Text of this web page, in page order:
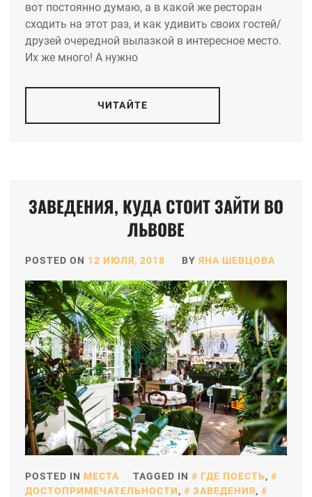
вот постоянно думаю, а в какой же ресторан
сходить на этот раз, и как удивить своих гостей/
друзей очередной вылазкой в интересное место.
Их же много! А нужно
ЧИТАЙТЕ
ЗАВЕДЕНИЯ, КУДА СТОИТ ЗАЙТИ ВО
ЛЬВОВЕ
POSTED ON 12 ИЮЛЯ, 2018 BY ЯНА ШЕВЦОВА
POSTED IN МЕСТА TAGGED IN ГДЕ ПОЕСТЬ,
ДОСТОПРИМЕЧАТЕЛЬНОСТИ, ЗАВЕДЕНИЯ,